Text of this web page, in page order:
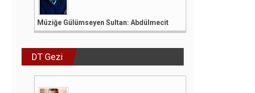
Müziğe Gülümseyen Sultan: Abdülmecit
DT Gezi